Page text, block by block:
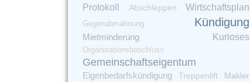
Protokoll Abschleppen Wirtschaftsplan
Gegenabmahnung Kündigung
Mietminderung Kurioses
Organisationsbeschluss
Gemeinschaftseigentum
Eigenbedarfskündigung Treppenlift Makler